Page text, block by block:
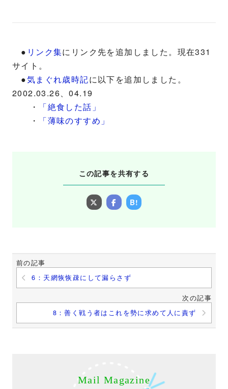
● リンク集にリンク先を追加しました。現在331
サイト。
●気まぐれ歳時記に以下を追加しました。
2002.03.26、04.19
・
「絶食した話」
・
「薄味のすすめ」
この記事を共有する
B!
前の記事
6：天網恢恢疎にして漏らさず
次の記事
8：善く戦う者はこれを勢に求めて人に責ず
Mail Magazine